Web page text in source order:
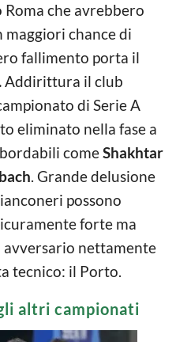
che avrebbero
chance di
fallimento porta il
Addirittura il club
di Serie A
eliminato nella fase a
comeShakhtar
. Grande delusione
possono
forte ma
nettamente
tecnico: il Porto.
altri campionati